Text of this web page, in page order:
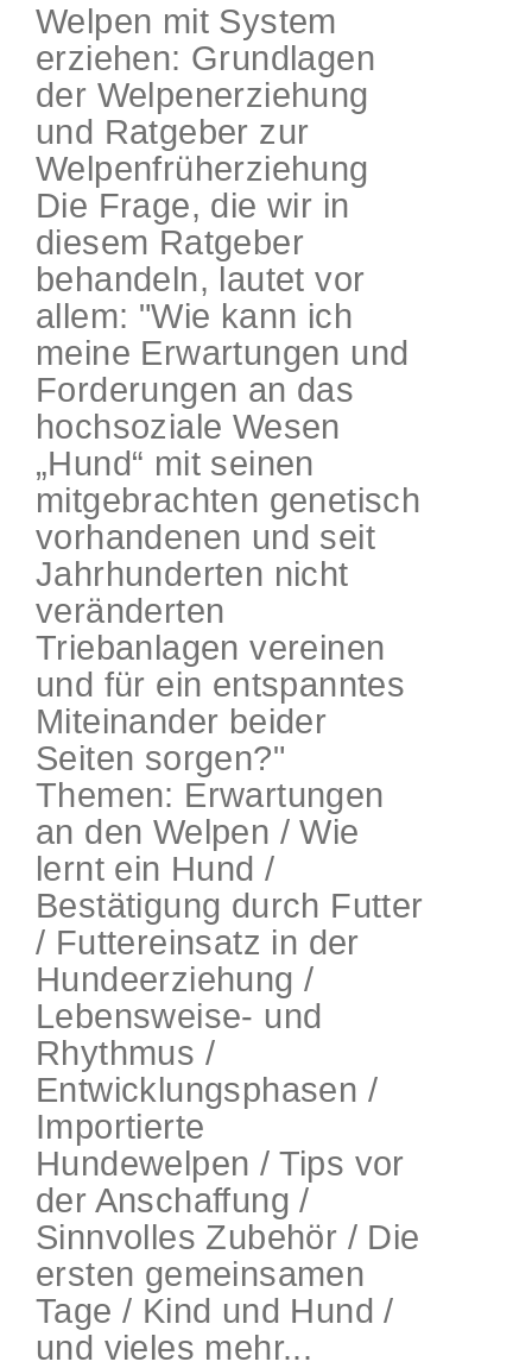
Welpen mit System
erziehen: Grundlagen
der Welpenerziehung
und Ratgeber zur
Welpenfrüherziehung
Die Frage, die wir in
diesem Ratgeber
behandeln, lautet vor
allem: "Wie kann ich
meine Erwartungen und
Forderungen an das
hochsoziale Wesen
„Hund“ mit seinen
mitgebrachten genetisch
vorhandenen und seit
Jahrhunderten nicht
veränderten
Triebanlagen vereinen
und für ein entspanntes
Miteinander beider
Seiten sorgen?"
Themen: Erwartungen
an den Welpen / Wie
lernt ein Hund /
Bestätigung durch Futter
/ Futtereinsatz in der
Hundeerziehung /
Lebensweise- und
Rhythmus /
Entwicklungsphasen /
Importierte
Hundewelpen / Tips vor
der Anschaffung /
Sinnvolles Zubehör / Die
ersten gemeinsamen
Tage / Kind und Hund /
und vieles mehr...